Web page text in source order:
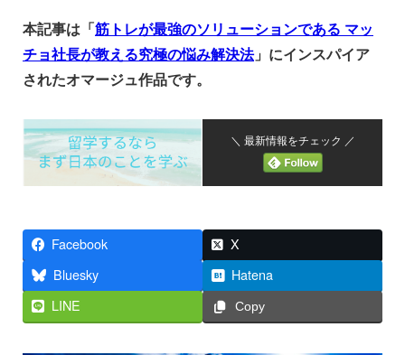
本記事は「筋トレが最強のソリューションである マッ
チョ社長が教える究極の悩み解決法」にインスパイア
されたオマージュ作品です。
＼ 最新情報をチェック ／
Facebook
X
Bluesky
Hatena
LINE
Copy